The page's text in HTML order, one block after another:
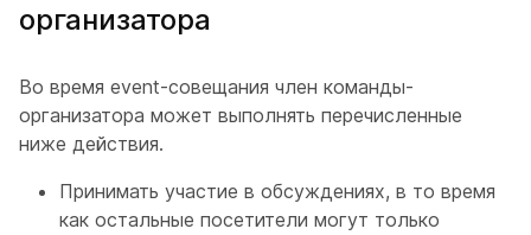
организатора
Во время event-совещания член команды-
организатора может выполнять перечисленные
ниже действия.
Принимать участие в обсуждениях, в то время
как остальные посетители могут только